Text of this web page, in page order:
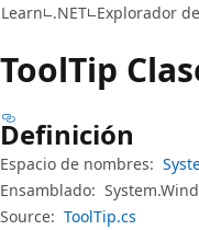
Learn .NET Explorador
ToolTip
Definición
Espacio de nombres:
Ensamblado:
Source: ToolTip.cs